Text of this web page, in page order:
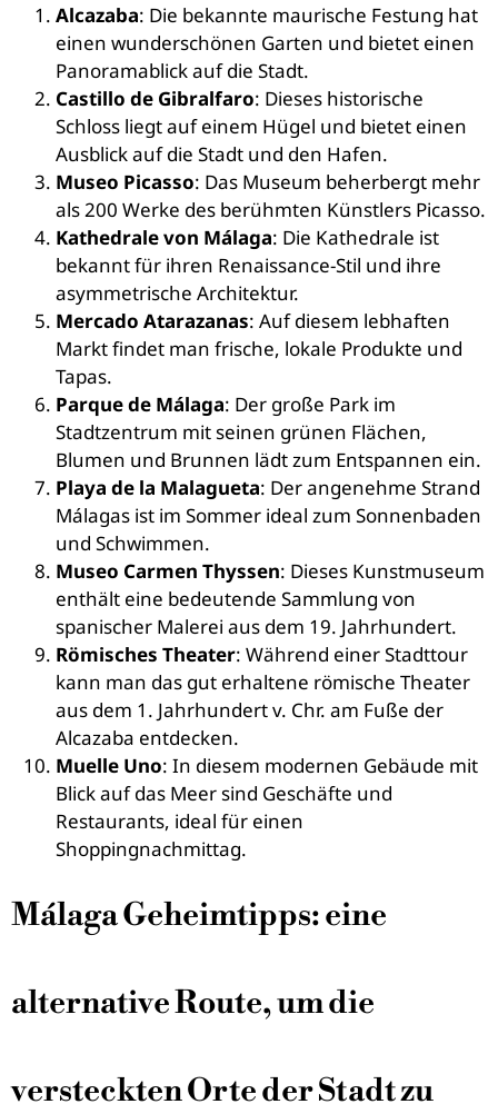
Alcazaba: Die bekannte maurische Festung hat
einen wunderschönen Garten und bietet einen
Panoramablick auf die Stadt.
Castillo de Gibralfaro: Dieses historische
Schloss liegt auf einem Hügel und bietet einen
Ausblick auf die Stadt und den Hafen.
Museo Picasso: Das Museum beherbergt mehr
als 200 Werke des berühmten Künstlers Picasso.
Kathedrale von Málaga: Die Kathedrale ist
bekannt für ihren Renaissance-Stil und ihre
asymmetrische Architektur.
Mercado Atarazanas: Auf diesem lebhaften
Markt findet man frische, lokale Produkte und
Tapas.
Parque de Málaga: Der große Park im
Stadtzentrum mit seinen grünen Flächen,
Blumen und Brunnen lädt zum Entspannen ein.
Playa de la Malagueta: Der angenehme Strand
Málagas ist im Sommer ideal zum Sonnenbaden
und Schwimmen.
Museo Carmen Thyssen: Dieses Kunstmuseum
enthält eine bedeutende Sammlung von
spanischer Malerei aus dem 19. Jahrhundert.
Römisches Theater: Während einer Stadttour
kann man das gut erhaltene römische Theater
aus dem 1. Jahrhundert v. Chr. am Fuße der
Alcazaba entdecken.
Muelle Uno: In diesem modernen Gebäude mit
Blick auf das Meer sind Geschäfte und
Restaurants, ideal für einen
Shoppingnachmittag.
Málaga Geheimtipps: eine
alternative Route, um die
versteckten Orte der Stadt zu